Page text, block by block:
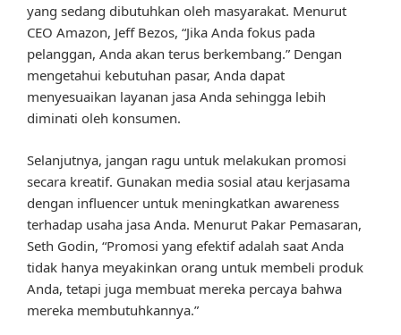
yang sedang dibutuhkan oleh masyarakat. Menurut
CEO Amazon, Jeff Bezos, “Jika Anda fokus pada
pelanggan, Anda akan terus berkembang.” Dengan
mengetahui kebutuhan pasar, Anda dapat
menyesuaikan layanan jasa Anda sehingga lebih
diminati oleh konsumen.
Selanjutnya, jangan ragu untuk melakukan promosi
secara kreatif. Gunakan media sosial atau kerjasama
dengan influencer untuk meningkatkan awareness
terhadap usaha jasa Anda. Menurut Pakar Pemasaran,
Seth Godin, “Promosi yang efektif adalah saat Anda
tidak hanya meyakinkan orang untuk membeli produk
Anda, tetapi juga membuat mereka percaya bahwa
mereka membutuhkannya.”